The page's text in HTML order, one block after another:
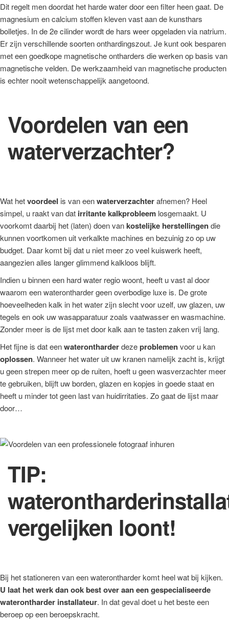
Dit regelt men doordat het harde water door een filter heen gaat. De
magnesium en calcium stoffen kleven vast aan de kunsthars
bolletjes. In de 2e cilinder wordt de hars weer opgeladen via natrium.
Er zijn verschillende soorten onthardingszout. Je kunt ook besparen
met een goedkope magnetische ontharders die werken op basis van
magnetische velden. De werkzaamheid van magnetische producten
is echter nooit wetenschappelijk aangetoond.
Voordelen van een
waterverzachter?
Wat hetvoordeel is van eenwaterverzachterafnemen? Heel
simpel, u raakt van dat irritante kalkprobleem losgemaakt. U
voorkomt daarbij het (laten) doen vankostelijke herstellingendie
kunnen voortkomen uit verkalkte machines en bezuinig zo op uw
budget. Daar komt bij dat u niet meer zo veel kuiswerk heeft,
aangezien alles langer glimmend kalkloos blijft.
Indien u binnen een hard water regio woont, heeft u vast al door
waarom een waterontharder geen overbodige luxe is. De grote
hoeveelheden kalk in het water zijn slecht voor uzelf, uw glazen, uw
tegels en ook uw wasapparatuur zoals vaatwasser en wasmachine.
Zonder meer is de lijst met door kalk aan te tasten zaken vrij lang.
Het fijne is dat eenwaterontharderdezeproblemenvoor u kan
oplossen. Wanneer het water uit uw kranen namelijk zacht is, krijgt
u geen strepen meer op de ruiten, hoeft u geen wasverzachter meer
te gebruiken, blijft uw borden, glazen en kopjes in goede staat en
heeft u minder tot geen last van huidirritaties. Zo gaat de lijst maar
door…
TIP:
vergelijken loont!
Bij het stationeren van een waterontharder komt heel wat bij kijken.
U laat het werk dan ook best over aan een gespecialiseerde
waterontharder installateur. In dat geval doet u het beste een
beroep op een beroepskracht.